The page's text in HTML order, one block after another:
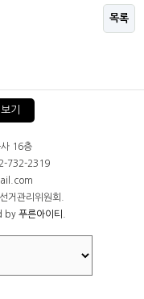
목록
기
16층
732-2319
관리위원회.
by 푸른아이티.